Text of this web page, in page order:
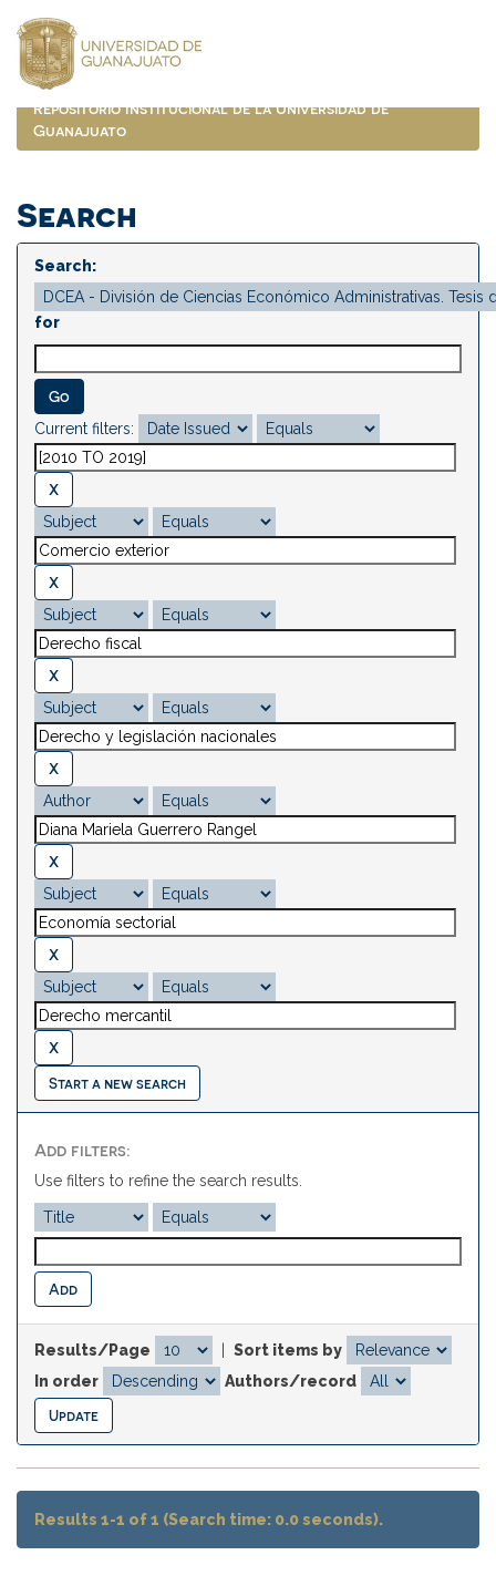
navigation
Repositorio Institucional de la Universidad de
Guanajuato
Search
Search:
for
Current filters:
Start a new search
Add filters:
Use filters to refine the search results.
Results/Page
Sort items by
In order
Authors/record
Results 1-1 of 1 (Search time: 0.0 seconds).